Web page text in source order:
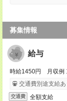
募集情報
給与
時給1450円 月収例
交通費別途支給あ
交通費 全額支給